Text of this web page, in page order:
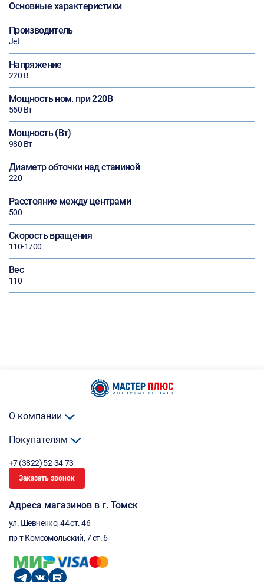
Основные характеристики
Производитель
Jet
Напряжение
220 В
Мощность ном. при 220В
550 Вт
Мощность (Вт)
980 Вт
Диаметр обточки над станиной
220
Расстояние между центрами
500
Скорость вращения
110-1700
Вес
110
О компании
Покупателям
+7 (3822) 52-34-73
Заказать звонок
Адреса магазинов в г. Томск
ул. Шевченко, 44 ст. 46
пр-т Комсомольский, 7 ст. 6